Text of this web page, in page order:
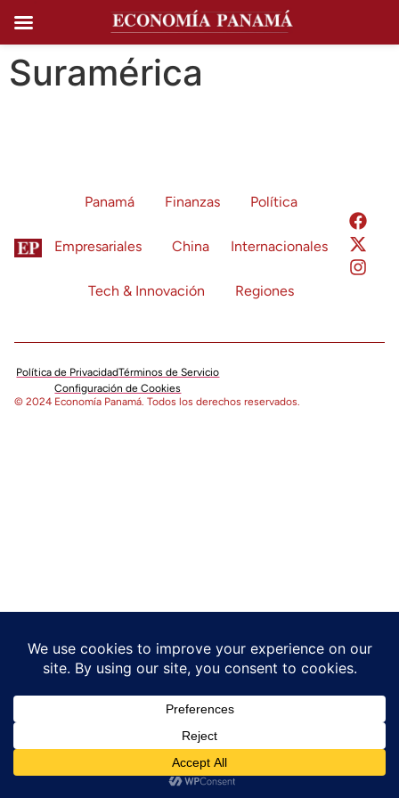
Ir al
contenido
Suramérica
Panamá Finanzas Política
Empresariales China Internacionales
Tech & Innovación Regiones
Política de PrivacidadTérminos de Servicio
Configuración de Cookies
© 2024 Economía Panamá. Todos los derechos reservados.